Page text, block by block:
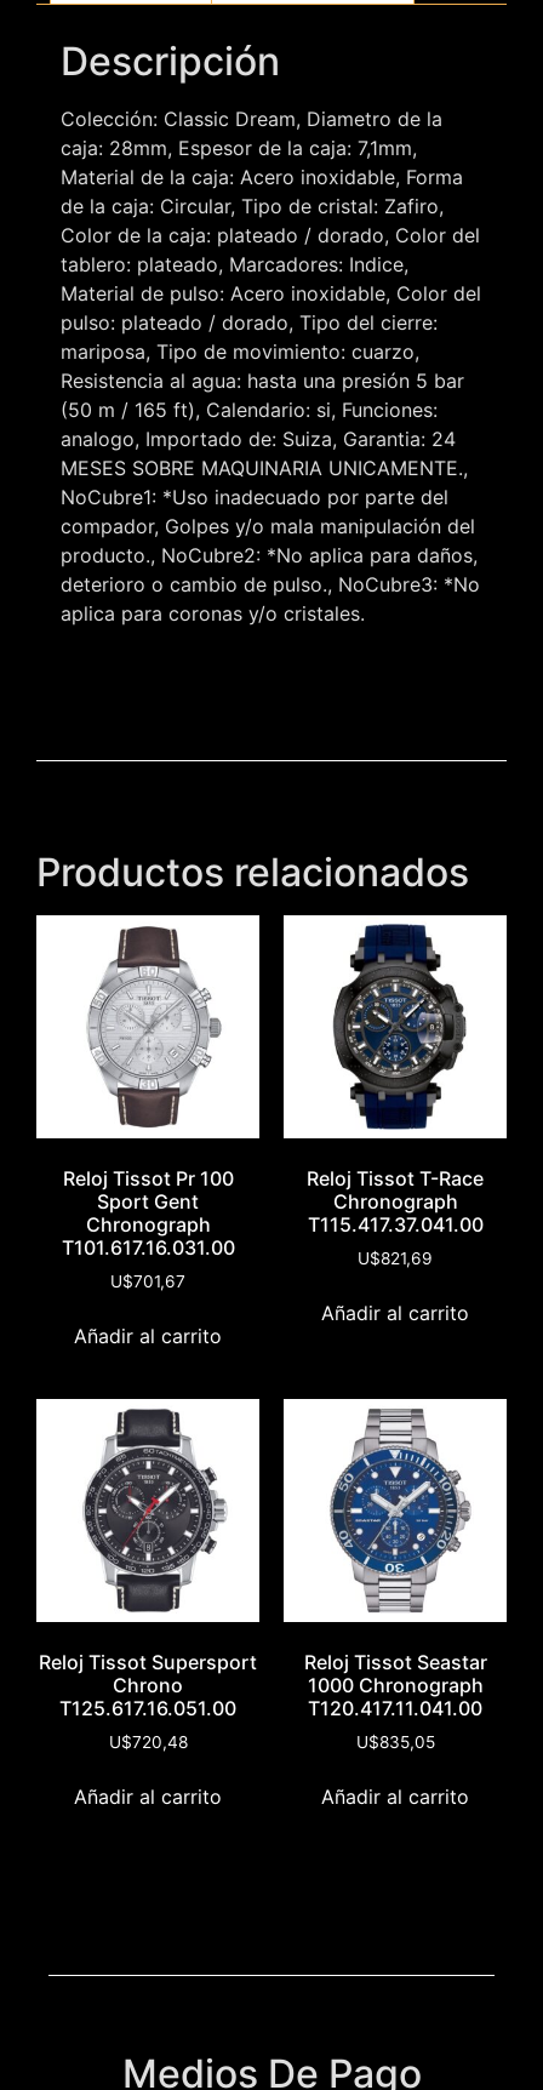
Descripción
Colección: Classic Dream, Diametro de la
caja: 28mm, Espesor de la caja: 7,1mm,
Material de la caja: Acero inoxidable, Forma
de la caja: Circular, Tipo de cristal: Zafiro,
Color de la caja: plateado / dorado, Color del
tablero: plateado, Marcadores: Indice,
Material de pulso: Acero inoxidable, Color del
pulso: plateado / dorado, Tipo del cierre:
mariposa, Tipo de movimiento: cuarzo,
Resistencia al agua: hasta una presión 5 bar
(50 m / 165 ft), Calendario: si, Funciones:
analogo, Importado de: Suiza, Garantia: 24
MESES SOBRE MAQUINARIA UNICAMENTE.,
NoCubre1: *Uso inadecuado por parte del
compador, Golpes y/o mala manipulación del
producto., NoCubre2: *No aplica para daños,
deterioro o cambio de pulso., NoCubre3: *No
aplica para coronas y/o cristales.
Productos relacionados
Reloj Tissot Pr 100
Sport Gent
Chronograph
T101.617.16.031.00
U$701,67
Añadir al carrito
Reloj Tissot T-Race
Chronograph
T115.417.37.041.00
U$821,69
Añadir al carrito
Reloj Tissot Supersport
Chrono
T125.617.16.051.00
U$720,48
Añadir al carrito
Reloj Tissot Seastar
1000 Chronograph
T120.417.11.041.00
U$835,05
Añadir al carrito
Medios De Pago